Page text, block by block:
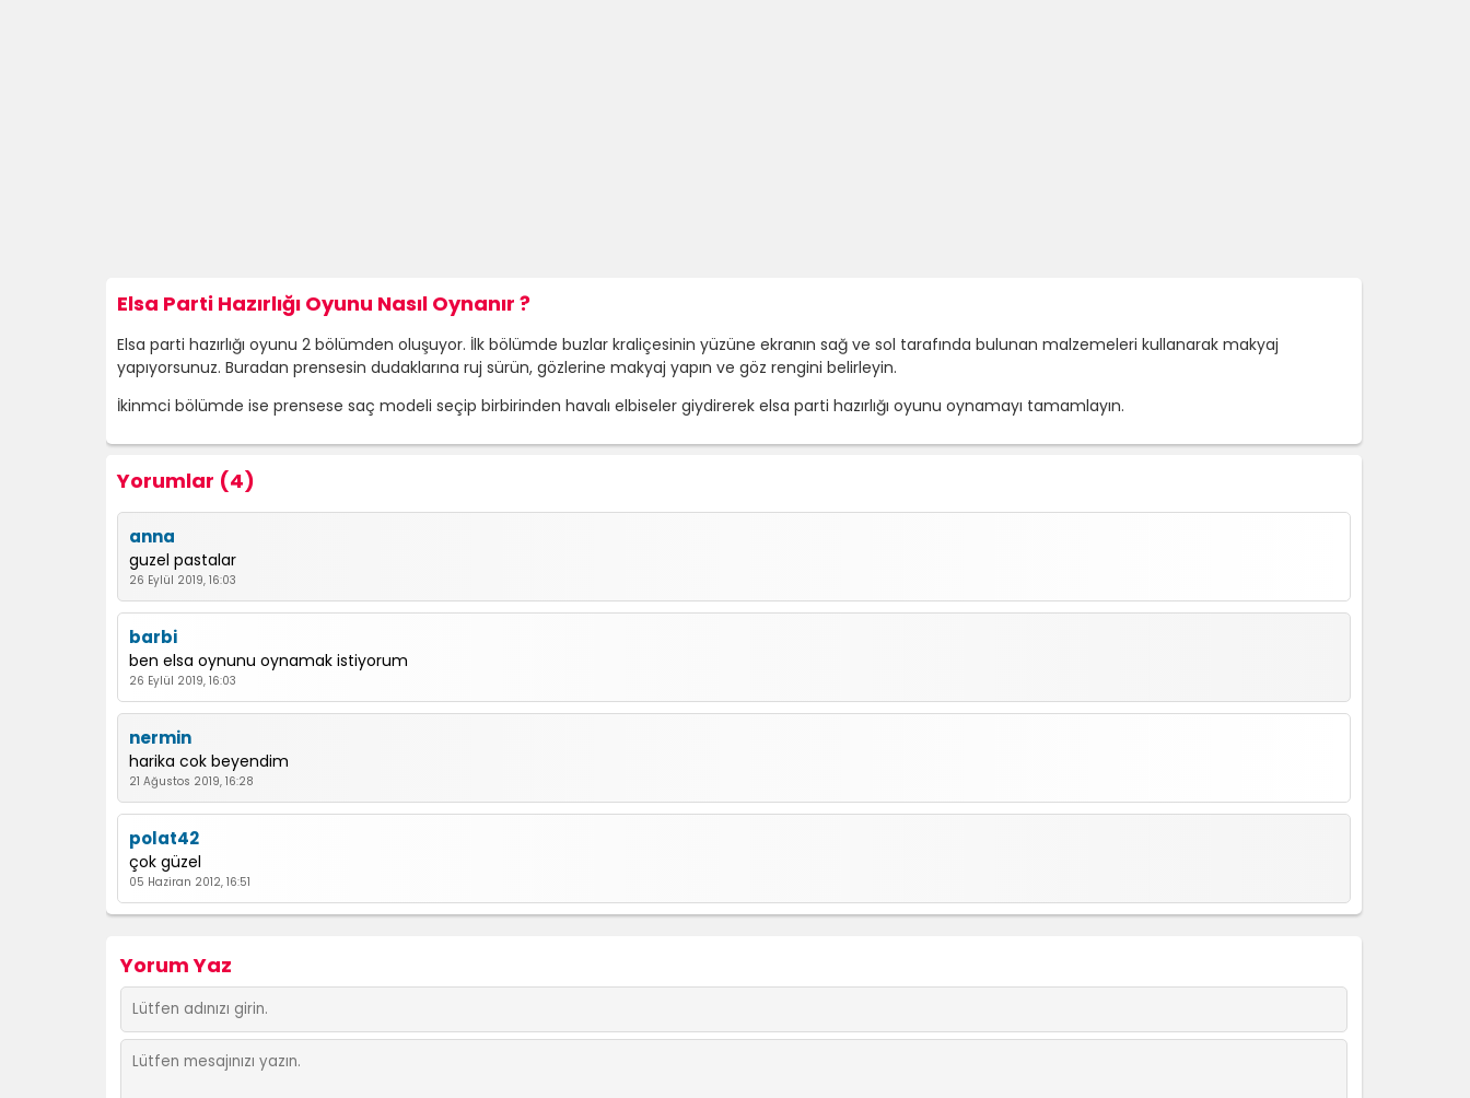
Elsa Parti Hazırlığı Oyunu Nasıl Oynanır ?
Elsa parti hazırlığı oyunu 2 bölümden oluşuyor. İlk bölümde buzlar kraliçesinin yüzüne ekranın sağ ve sol tarafında bulunan malzemeleri kullanarak makyaj
yapıyorsunuz. Buradan prensesin dudaklarına ruj sürün, gözlerine makyaj yapın ve göz rengini belirleyin.
İkinmci bölümde ise prensese saç modeli seçip birbirinden havalı elbiseler giydirerek elsa parti hazırlığı oyunu oynamayı tamamlayın.
Yorumlar (4)
anna
guzel pastalar
26 Eylül 2019, 16:03
barbi
ben elsa oynunu oynamak istiyorum
26 Eylül 2019, 16:03
nermin
harika cok beyendim
21 Ağustos 2019, 16:28
polat42
çok güzel
05 Haziran 2012, 16:51
Yorum Yaz